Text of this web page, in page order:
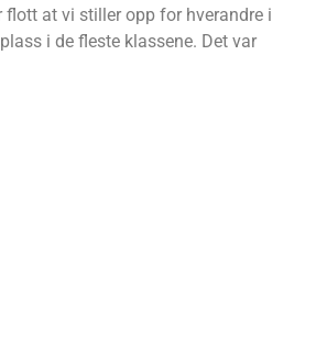
flott at vi stiller opp for hverandre i
i de fleste klassene. Det var